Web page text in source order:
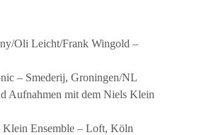
Oli Leicht/Frank Wingold –
– Smederij, Groningen/NL
Aufnahmen mit dem Niels Klein
Ensemble – Loft, Köln